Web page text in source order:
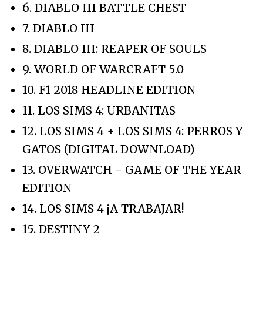
6. DIABLO III BATTLE CHEST
7. DIABLO III
8. DIABLO III: REAPER OF SOULS
9. WORLD OF WARCRAFT 5.0
10. F1 2018 HEADLINE EDITION
11. LOS SIMS 4: URBANITAS
12. LOS SIMS 4 + LOS SIMS 4: PERROS Y
GATOS (DIGITAL DOWNLOAD)
13. OVERWATCH - GAME OF THE YEAR
EDITION
14. LOS SIMS 4 ¡A TRABAJAR!
15. DESTINY 2